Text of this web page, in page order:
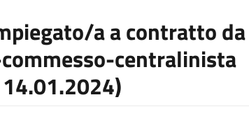
a a contratto da
centralinista